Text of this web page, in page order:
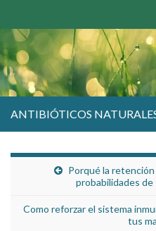
ANTIBIÓTICOS
Porqué la
probabilidades
Como reforzar el sistema
tus